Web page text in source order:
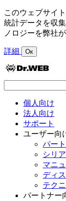
このウェブサイ
統計データを収
ノロジーを弊社
詳細 Ок
個人向け
法人向け
サポート
ユーザー向
パー
シリ
マニ
ディ
テク
パートナー